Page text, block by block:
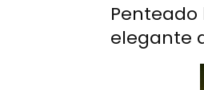
elegante